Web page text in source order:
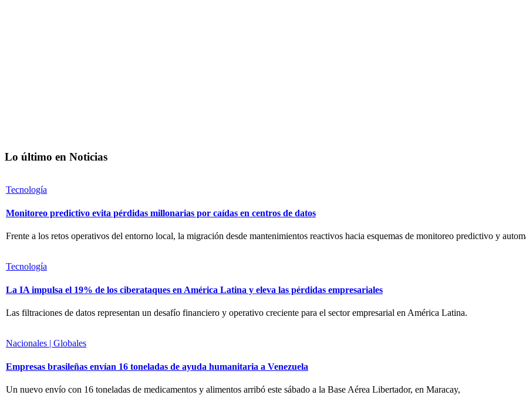
Lo último en Noticias
Tecnología
Monitoreo predictivo evita pérdidas millonarias por caídas en centros de datos
Frente a los retos operativos del entorno local, la migración desde mantenimientos reactivos hacia esquemas de monitoreo predictivo y
Tecnología
La IA impulsa el 19% de los ciberataques en América Latina y eleva las pérdidas empresariales
Las filtraciones de datos representan un desafío financiero y operativo creciente para el sector empresarial en América Latina.
Nacionales | Globales
Empresas brasileñas envían 16 toneladas de ayuda humanitaria a Venezuela
Un nuevo envío con 16 toneladas de medicamentos y alimentos arribó este sábado a la Base Aérea Libertador, en Maracay,